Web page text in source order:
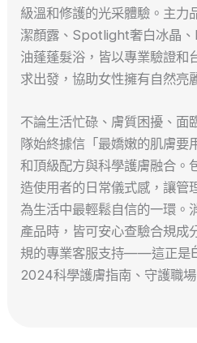
級溫和修護的光采體驗。主力
潔顏露、Spotlight奢白冰晶
油蓬蓬髮浴，皆以專業驗證和
求出發，協助女性擁有自然亮
不論生活忙碌、膚質困擾、面
隊始終據信「最嬌嫩的肌膚要
和頂級配方與科學護膚融合。
造使用者的日常儀式感，讓管
為生活中最輕鬆自信的一環。
產品時，皆可安心查驗合規成
規的專業客服支持——這正是
2024科學護膚指南、守護職